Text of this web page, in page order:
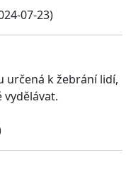
07-23)
určená k žebrání lidí,